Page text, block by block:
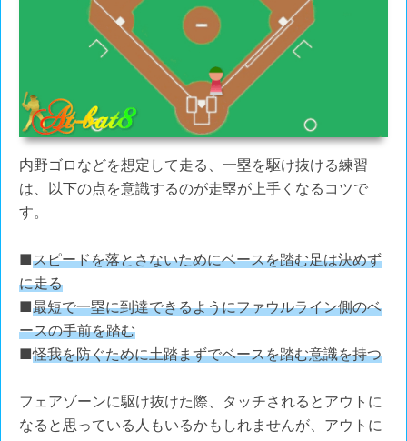
内野ゴロなどを想定して走る、一塁を駆け抜ける練習
は、以下の点を意識するのが走塁が上手くなるコツで
す。
■スピードを落とさないためにベースを踏む足は決めず
に走る
■最短で一塁に到達できるようにファウルライン側のベ
ースの手前を踏む
■怪我を防ぐために土踏まずでベースを踏む意識を持つ
フェアゾーンに駆け抜けた際、タッチされるとアウトに
なると思っている人もいるかもしれませんが、アウトに